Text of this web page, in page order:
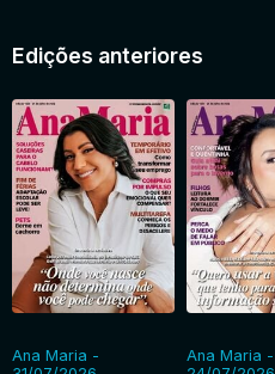
Edições anteriores
Ana Maria -
Ana Maria -